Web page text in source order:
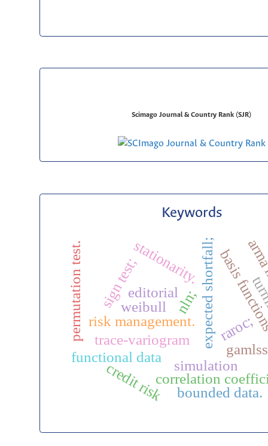
Scimago Journal & Country Rank (SJR)
Keywords
editorial expected shortfall;
nln;
raroc;
risk management. basis
simulation
trace-variogram
functional data
sign test;stationarity.
correlation
permutation test.
gamlss
credit risk
weibull
bounded data.